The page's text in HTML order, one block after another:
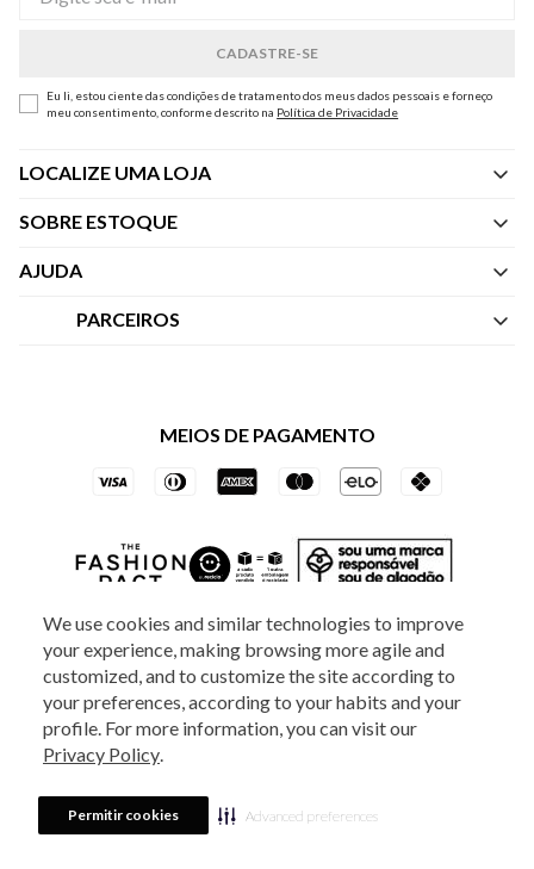
We use cookies and similar technologies to improve
your experience, making browsing more agile and
customized, and to customize the site according to
your preferences, according to your habits and your
profile. For more information, you can visit our
Privacy Policy.
Permitir cookies Advanced preferences
Eu li, estou ciente das condições de tratamento dos meus dados pessoais e forneço
meu consentimento, conforme descrito na Política de Privacidade
LOCALIZE UMA LOJA
SOBRE ESTOQUE
Quem Somos
AJUDA
Central de Atendimento
Trocas e Devoluções
PARCEIROS
Vai de Visa
Azul Fidelidade
MEIOS DE PAGAMENTO
SOCIAL
se no direito de corrigir ou alterar informações como: preços, promoções e
disponibilidade de estoque a qualquer momento.Em caso de dúvidas:
880 5520.Horário de Atendimento: